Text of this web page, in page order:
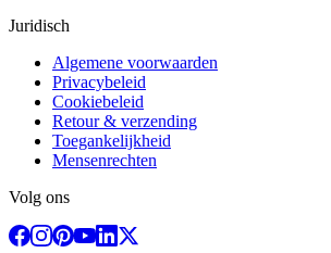
Juridisch
Algemene voorwaarden
Privacybeleid
Cookiebeleid
Retour & verzending
Toegankelijkheid
Mensenrechten
Volg ons